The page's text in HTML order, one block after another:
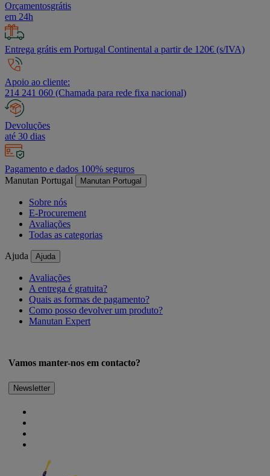
Orçamentosgrátis
em 24h
Entrega grátis em Portugal Continental a partir de 120€ (s/IVA)
Apoio ao cliente:
214 241 060 (Chamada para rede fixa nacional)
Devoluções
até 30 dias
Pagamento e dados 100% seguros
Manutan Portugal
Manutan Portugal
Sobre nós
E-Procurement
Avaliações
Todas as categorias
Ajuda Ajuda
Avaliações
A entrega é gratuita?
Quais as formas de pagamento?
Como posso devolver um produto?
Manutan Expert
Vamos manter-nos em contacto?
Newsletter